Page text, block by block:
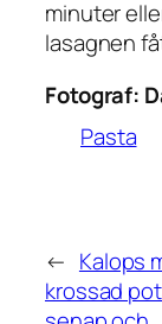
minuter
lasagnen
Fotograf:
Pasta
← Kalops
krossad